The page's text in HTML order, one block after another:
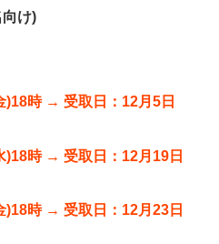
け)
)18時 → 受取日：12月5日
)18時 → 受取日：12月19日
)18時 → 受取日：12月23日